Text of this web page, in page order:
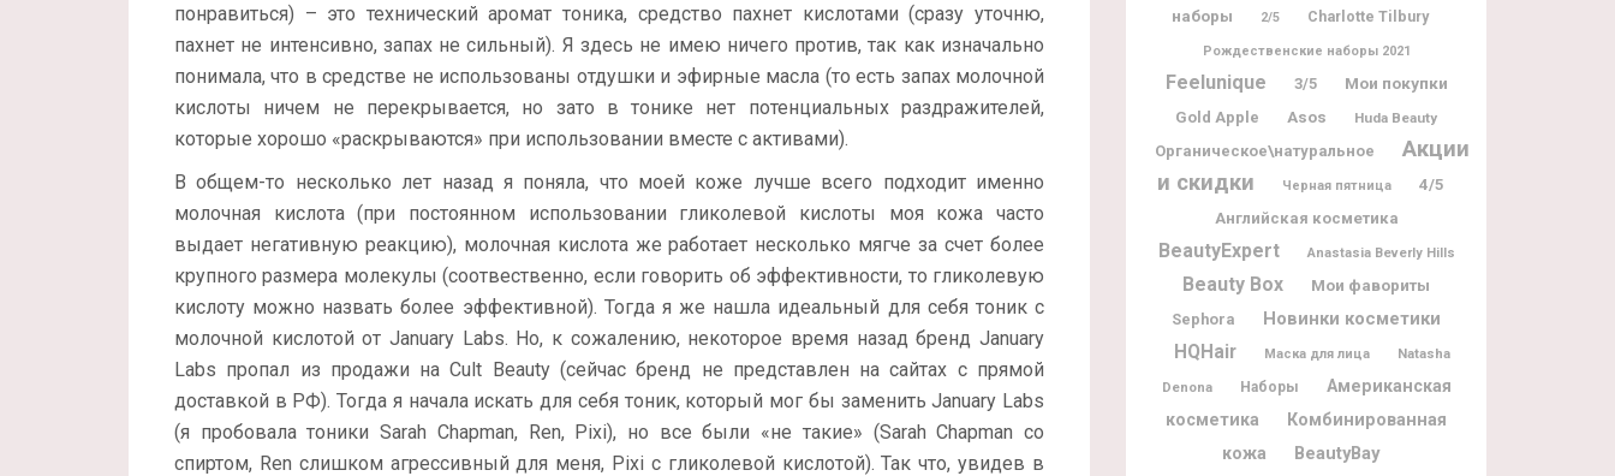
понравиться) – это технический аромат тоника, средство пахнет кислотами (сразу уточню,
пахнет не интенсивно, запах не сильный). Я здесь не имею ничего против, так как изначально
понимала, что в средстве не использованы отдушки и эфирные масла (то есть запах молочной
кислоты ничем не перекрывается, но зато в тонике нет потенциальных раздражителей,
которые хорошо «раскрываются» при использовании вместе с активами).
В общем-то несколько лет назад я поняла, что моей коже лучше всего подходит именно
молочная кислота (при постоянном использовании гликолевой кислоты моя кожа часто
выдает негативную реакцию), молочная кислота же работает несколько мягче за счет более
крупного размера молекулы (соотвественно, если говорить об эффективности, то гликолевую
кислоту можно назвать более эффективной). Тогда я же нашла идеальный для себя тоник с
молочной кислотой от January Labs. Но, к сожалению, некоторое время назад бренд January
Labs пропал из продажи на Cult Beauty (сейчас бренд не представлен на сайтах с прямой
доставкой в РФ). Тогда я начала искать для себя тоник, который мог бы заменить January Labs
(я пробовала тоники Sarah Chapman, Ren, Pixi), но все были «не такие» (Sarah Chapman со
спиртом, Ren слишком агрессивный для меня, Pixi с гликолевой кислотой). Так что, увидев в
наборы
2/5 Charlotte Tilbury
Рождественские наборы 2021
Feelunique 3/5 Мои покупки
Gold Apple Asos Huda Beauty
Органическое\натуральное
Акции
и скидки
Черная пятница
4/5
Английская косметика
BeautyExpert Anastasia Beverly Hills
Beauty Box Мои фавориты
Sephora
Новинки косметики
HQHair
Маска для лица
Natasha
Denona
Наборы
Американская
косметика
Комбинированная
кожа
BeautyBay